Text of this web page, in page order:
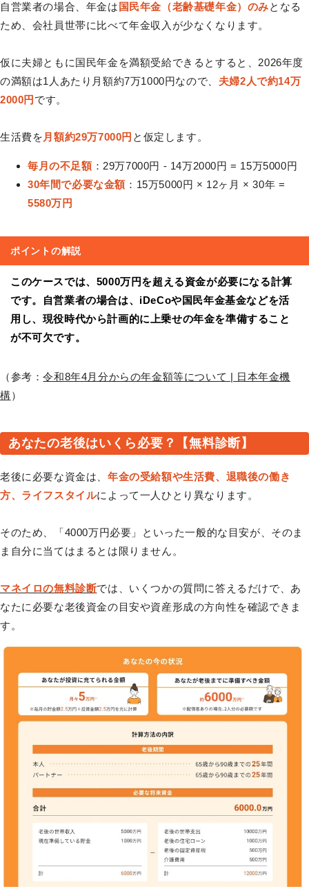
自営業者の場合、年金は 国民年金（老齢基礎年金）のみとなる
ため、会社員世帯に比べて年金収入が少なくなります。
仮に夫婦ともに国民年金を満額受給できるとすると、2026年度
の満額は1人あたり月額約7万1000円なので、 夫婦2人で約14万
2000円 です。
生活費を 月額約29万7000円 と仮定します。
毎月の不足額：29万7000円 - 14万2000円 = 15万5000円
30年間で必要な金額 ：15万5000円 × 12ヶ月 × 30年 =
5580万円
ポイントの解説
このケースでは、5000万円を超える資金が必要になる計算
です。自営業者の場合は、iDeCoや国民年金基金などを活
用し、現役時代から計画的に上乗せの年金を準備すること
が不可欠です。
（参考：令和8年4月分からの年金額等について | 日本年金機
構）
あなたの老後はいくら必要？【無料診断】
老後に必要な資金は、 年金の受給額や生活費、退職後の働き
方、ライフスタイルによって一人ひとり異なります。
そのため、「4000万円必要」といった一般的な目安が、そのま
ま自分に当てはまるとは限りません。
マネイロの無料診断では、いくつかの質問に答えるだけで、あ
なたに必要な老後資金の目安や資産形成の方向性を確認できま
す。